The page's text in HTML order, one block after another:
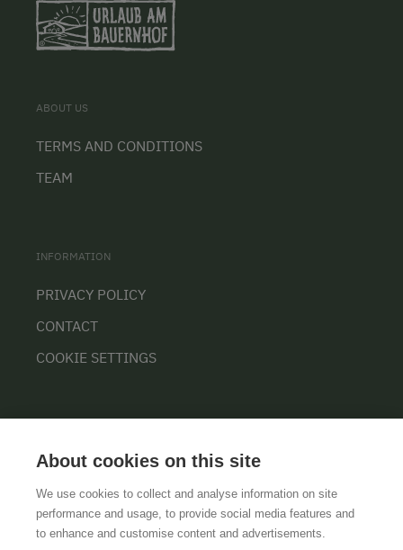
ABOUT US
TERMS AND CONDITIONS
TEAM
INFORMATION
PRIVACY POLICY
CONTACT
COOKIE SETTINGS
GTCSLEGAL NOTICEDATA PROTECTION
About cookies on this site
We use cookies to collect and analyse information on site
performance and usage, to provide social media features and
to enhance and customise content and advertisements.